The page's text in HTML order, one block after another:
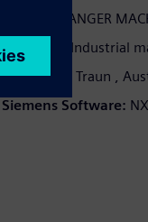
ANGER
Industria:
Industrial
Ubicación:
Traun ,
Siemens Software: